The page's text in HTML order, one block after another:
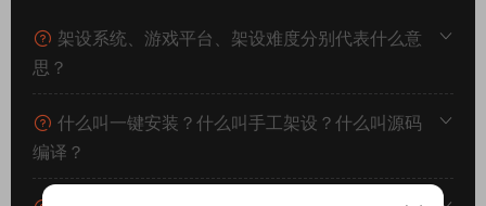
架设系统、游戏平台、架设难度分别代表什么意
思？
什么叫一键安装？什么叫手工架设？什么叫源码
编译？